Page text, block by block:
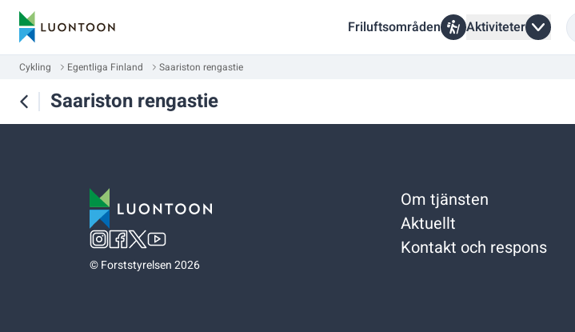
Friluftsområden Aktiviteter
Cykling Egentliga Finland Saariston rengastie
Saariston rengastie
©Forststyrelsen 2026
Om tjänsten
Aktuellt
Kontakt och respons